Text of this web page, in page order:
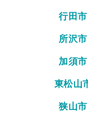
行田市
所沢市
加須市
東松山
狭山市